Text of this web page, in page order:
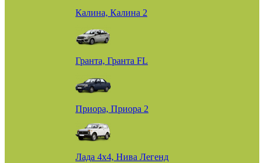
Калина, Калина 2
Гранта, Гранта FL
Приора, Приора 2
Лада 4х4, Нива Легенд